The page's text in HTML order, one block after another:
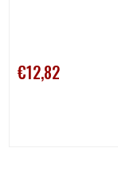
€12,82